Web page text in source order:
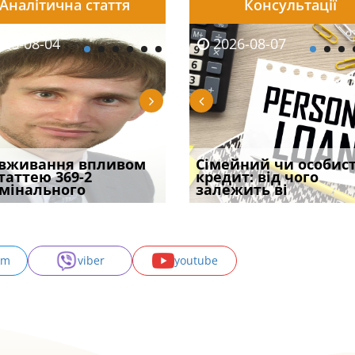
06
встановив для
шкоди
2026-08-06
Документи, на яких не
проставляється
апостиль: пер
Аналітична стаття
08-04
впливом
369-2
2026-08-04
Переоформлення
відстрочки за іншою
підставою: нов
Консультації
2026-08-05
потрібна ФОП
у 2026 році:
засто
2026-08-07
Сімейний чи
кредит: від чого
залежить ві
2026-07-30
Восьмий ААС
підтвердив, що
може скас
viber youtube